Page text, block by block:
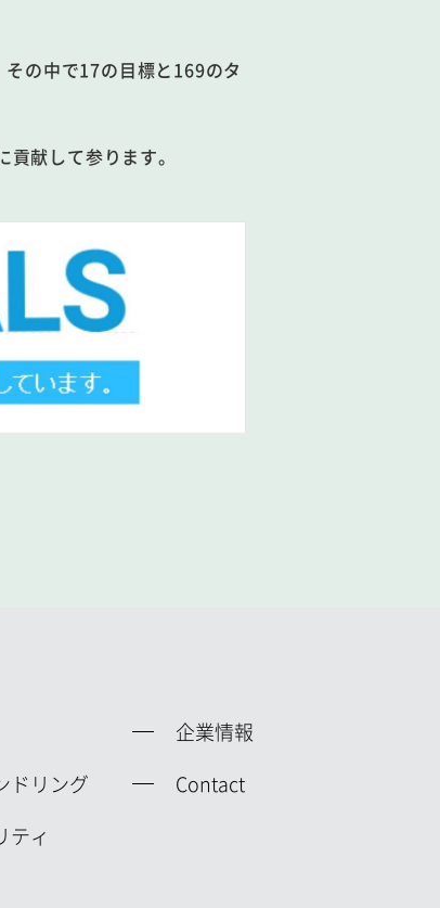
の中で17の目標と169のタ
献して参ります。
ドリング
ティ
企業情報
Contact